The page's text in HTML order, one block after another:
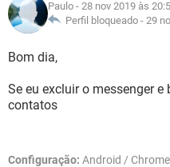
INSTAGRAM
GUIA DE COMPRAS
OUTLOOK
INSTAGRAM
JOGOS
CELULAR
OUTLOOK
INSTAGRAM
GLOSSÁRIO
JOGOS
OUTLOOK
GUIA DE COMPRAS
Paulo - 28 nov 2019 às
Perfil bloqueado - 29
Bom dia,
Se eu excluir o messenger
contatos
Configuração: Android /